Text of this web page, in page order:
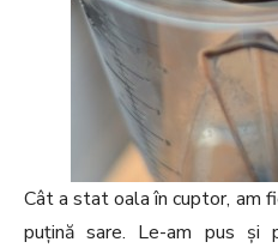
Cât a stat oala în cuptor, am
puțină sare. Le-am pus